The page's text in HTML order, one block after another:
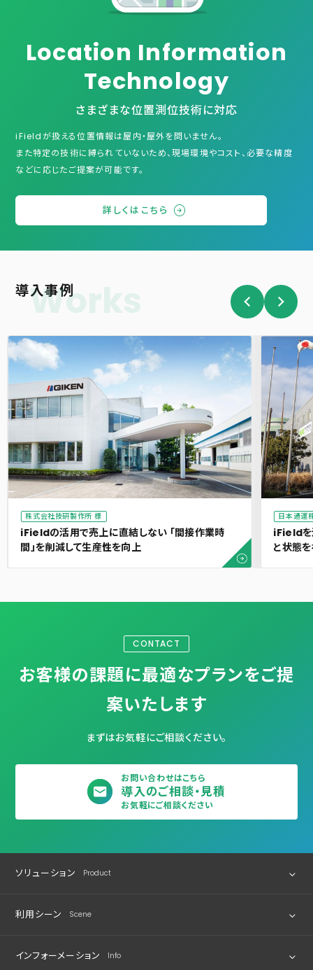
さまざまな位置測位技術に対応
Location Information
Technology
iFieldが扱える位置情報は屋内・屋外を問いません。
また特定の技術に縛られていないため、現場環境やコスト、必要な精度
などに応じたご提案が可能です。
詳しくはこちら
導入事例
Works
iFieldの活用で売上に直結しない 「間接作業時
間」を削減して生産性を向上
株式会社技研製作所 様
iFieldを
と状態
日本通運
お客様の課題に最適なプランをご提
案いたします
CONTACT
まずはお気軽にご相談ください。
お問い合わせはこちら
導入のご相談・見積
お気軽にご相談ください
ソリューション Product
利用シーン Scene
インフォーメーション Info